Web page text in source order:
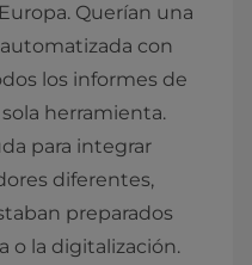
Querían una
con
los informes de
herramienta.
para integrar
diferentes,
preparados
o la digitalización.